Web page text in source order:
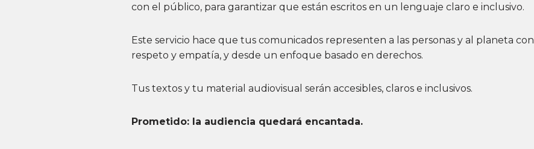
con el público, para garantizar que están escritos en un lenguaje claro e inclusivo.
Este servicio hace que tus comunicados representen a las personas y al planeta con
respeto y empatía, y desde un enfoque basado en derechos.
Tus textos y tu material audiovisual serán accesibles, claros e inclusivos.
Prometido: la audiencia quedará encantada.